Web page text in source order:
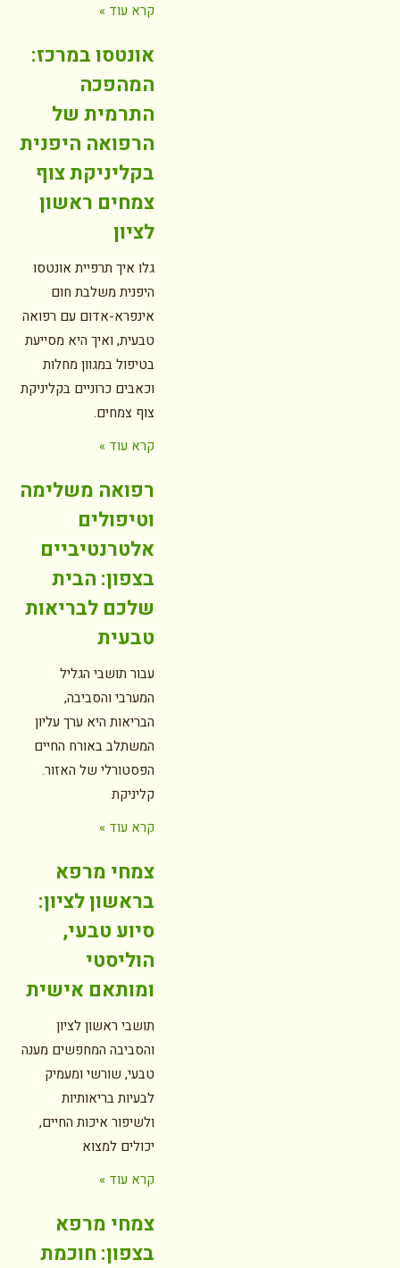
קרא עוד »
אונטסו במרכז:
המהפכה
התרמית של
הרפואה היפנית
בקליניקת צוף
צמחים ראשון
גלו איך תרפיית אונטסו
היפנית משלבת חום
אינפרא-אדום עם רפואה
טבעית, ואיך היא מסייעת
בטיפול במגוון מחלות
וכאבים כרוניים בקליניקת
צוף צמחים.
קרא עוד »
רפואה משלימה
וטיפולים
אלטרנטיביים
בצפון: הבית
שלכם לבריאות
טבעית
עבור תושבי הגליל
המערבי והסביבה,
הבריאות היא ערך עליון
המשתלב באורח החיים
הפסטורלי של האזור.
קרא עוד »
צמחי מרפא
בראשון לציון:
סיוע טבעי,
הוליסטי
ומותאם אישית
תושבי ראשון לציון
והסביבה המחפשים מענה
טבעי, שורשי ומעמיק
לבעיות בריאותיות
ולשיפור איכות החיים,
יכולים למצוא
קרא עוד »
צמחי מרפא
בצפון: חוכמת